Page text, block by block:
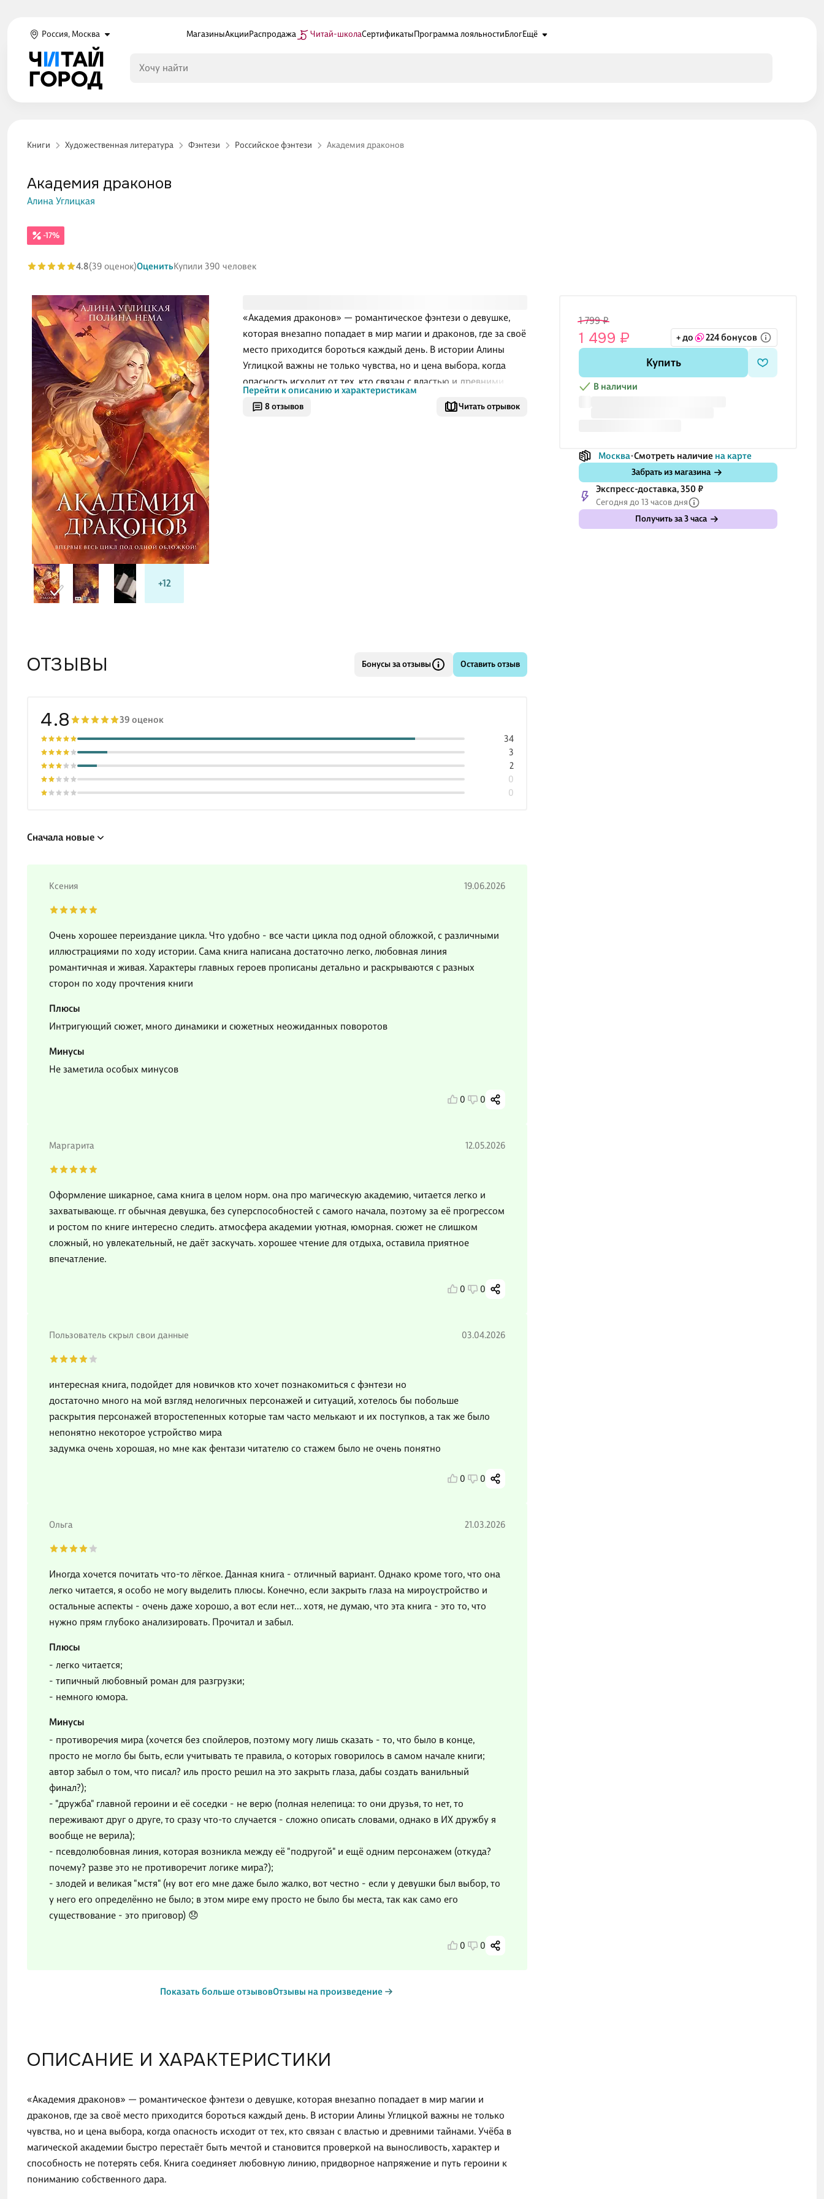
Россия, Москва МагазиныАкцииРаспродажа Читай-школаСертификатыПрограмма лояльностиБлогЕщё
Книги Художественная литература Фэнтези Российское фэнтези Академия драконов
+12
8 отзывов Читать отрывок
«Академия драконов» — романтическое фэнтези о девушке,
которая внезапно попадает в мир магии и драконов, где за своё
место приходится бороться каждый день. В истории Алины
Углицкой важны не только чувства, но и цена выбора, когда
опасность исходит от тех, кто связан с властью и древними
тайнами. Учёба в магической академии быстро перестаёт быть
мечтой и становится проверкой на выносливость, характер и
Перейти к описанию и характеристикам
-17%
Академия драконов
Алина Углицкая
4.8(39 оценок)ОценитьКупили 390 человек
1 799 ₽
1 499 ₽ + до 224 бонусов
Купить
В наличии
Москва Смотреть наличие на карте
Забрать из магазина
Экспресс-доставка, 350 ₽
Сегодня до 13 часов дня
Получить за 3 часа
ОПИСАНИЕ И ХАРАКТЕРИСТИКИ
«Академия драконов» — романтическое фэнтези о девушке, которая внезапно попадает в мир магии и
драконов, где за своё место приходится бороться каждый день. В истории Алины Углицкой важны не только
чувства, но и цена выбора, когда опасность исходит от тех, кто связан с властью и древними тайнами. Учёба в
магической академии быстро перестаёт быть мечтой и становится проверкой на выносливость, характер и
способность не потерять себя. Книга соединяет любовную линию, придворное напряжение и путь героини к
пониманию собственного дара.
ОТЗЫВЫ Бонусы за отзывы Оставить отзыв
4.8 39 оценок
0
0
2
3
34
Сначала новые
Ксения 19.06.2026
Очень хорошее переиздание цикла. Что удобно - все части цикла под одной обложкой, с различными
иллюстрациями по ходу истории. Сама книга написана достаточно легко, любовная линия
романтичная и живая. Характеры главных героев прописаны детально и раскрываются с разных
сторон по ходу прочтения книги
Плюсы
Интригующий сюжет, много динамики и сюжетных неожиданных поворотов
Минусы
Не заметила особых минусов
0 0
Маргарита 12.05.2026
Оформление шикарное, сама книга в целом норм. она про магическую академию, читается легко и
захватывающе. гг обычная девушка, без суперспособностей с самого начала, поэтому за её прогрессом
и ростом по книге интересно следить. атмосфера академии уютная, юморная. сюжет не слишком
сложный, но увлекательный, не даёт заскучать. хорошее чтение для отдыха, оставила приятное
впечатление.
0 0
Пользователь скрыл свои данные 03.04.2026
интересная книга, подойдет для новичков кто хочет познакомиться с фэнтези но
достаточно много на мой взгляд нелогичных персонажей и ситуаций, хотелось бы побольше
раскрытия персонажей второстепенных которые там часто мелькают и их поступков, а так же было
непонятно некоторое устройство мира
задумка очень хорошая, но мне как фентази читателю со стажем было не очень понятно
0 0
Ольга 21.03.2026
Иногда хочется почитать что-то лёгкое. Данная книга - отличный вариант. Однако кроме того, что она
легко читается, я особо не могу выделить плюсы. Конечно, если закрыть глаза на мироустройство и
остальные аспекты - очень даже хорошо, а вот если нет... хотя, не думаю, что эта книга - это то, что
нужно прям глубоко анализировать. Прочитал и забыл.
Плюсы
- легко читается;
- типичный любовный роман для разгрузки;
- немного юмора.
Минусы
- противоречия мира (хочется без спойлеров, поэтому могу лишь сказать - то, что было в конце,
просто не могло бы быть, если учитывать те правила, о которых говорилось в самом начале книги;
автор забыл о том, что писал? иль просто решил на это закрыть глаза, дабы создать ванильный
финал?);
- "дружба" главной героини и её соседки - не верю (полная нелепица: то они друзья, то нет, то
переживают друг о друге, то сразу что-то случается - сложно описать словами, однако в ИХ дружбу я
вообще не верила);
- псевдолюбовная линия, которая возникла между её "подругой" и ещё одним персонажем (откуда?
почему? разве это не противоречит логике мира?);
- злодей и великая "мстя" (ну вот его мне даже было жалко, вот честно - если у девушки был выбор, то
у него его определённо не было; в этом мире ему просто не было бы места, так как само его
существование - это приговор) 😞
0 0
Показать больше отзывовОтзывы на произведение